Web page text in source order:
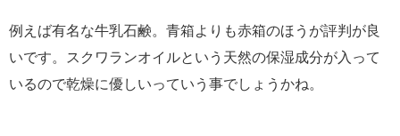
例えば有名な牛乳石鹸。青箱よりも赤箱のほうが評判が良
いです。スクワランオイルという天然の保湿成分が入って
いるので乾燥に優しいっていう事でしょうかね。